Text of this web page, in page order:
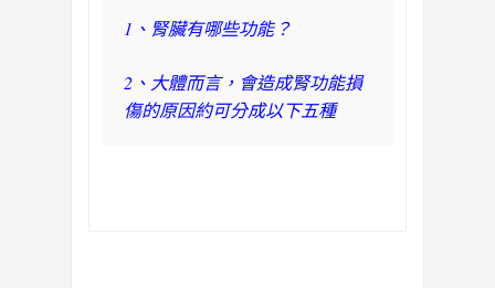
1 、 腎臟有哪些功能？
2、大體而言，會造成腎功能損
傷的原因約可分成以下五種